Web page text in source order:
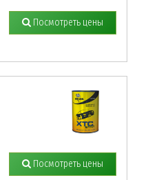
Посмотреть цены
Посмотреть цены